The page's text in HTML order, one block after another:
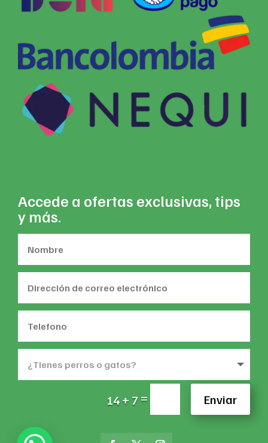
Accede a ofertas exclusivas, tips
y más.
14 + 7 = Enviar